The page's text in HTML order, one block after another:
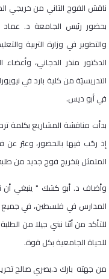
ناقش الفوج الثاني من خريجي
بحضور رئيس الجامعة د.
والتطوير في وزارة التربية
الدكتور منذر الدجاني، وأعضاء
التدريسيّة من كلية بارد في
في أبو ديس.
بدأت مناقشة المشاريع بكلمة
إذ رحّب فيها بالحضور، وعبّر عن
المتمثل بتخريج فوج جديد من
وأضاف د. أبو كشك " ينبغي أن
المدارس في فلسطين، في
للتأكد من أنّنا نبني جيلا من
للحياة الجامعية بكل قوة.
من جهته بارك د.بصري صالح تخريج